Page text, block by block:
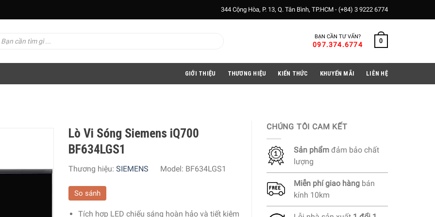
344 Cộng Hòa, P. 13, Q. Tân Bình, TP.HCM - (+84) 3 9222 6774
BẠN CẦN TƯ VẤN?
097.374.6774 0
GIỚI THIỆU THƯƠNG HIỆU KIẾN THỨC KHUYẾN MÃI LIÊN HỆ
Lò Vi Sóng Siemens iQ700
BF634LGS1
Thương hiệu: SIEMENS Model: BF634LGS1
So sánh
Tích hợp LED chiếu sáng hoàn hảo và tiết kiệm
CHÚNG TÔI CAM KẾT
Sản phẩm đảm bảo chất
lượng
Miễn phígiao hàng bán
kính 10km